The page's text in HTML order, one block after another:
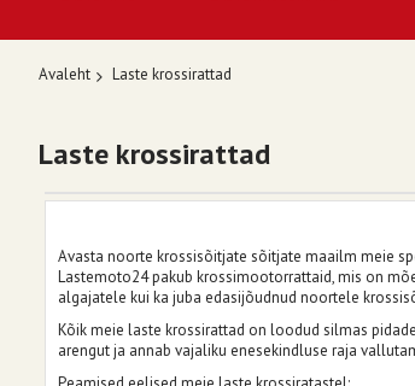
Avaleht Laste krossirattad
Laste krossirattad
Avasta noorte krossisõitjate sõitjate maailm meie
Lastemoto24 pakub krossimootorrattaid, mis on
algajatele kui ka juba edasijõudnud noortele
Kõik meie laste krossirattad on loodud silmas
arengut ja annab vajaliku enesekindluse raja